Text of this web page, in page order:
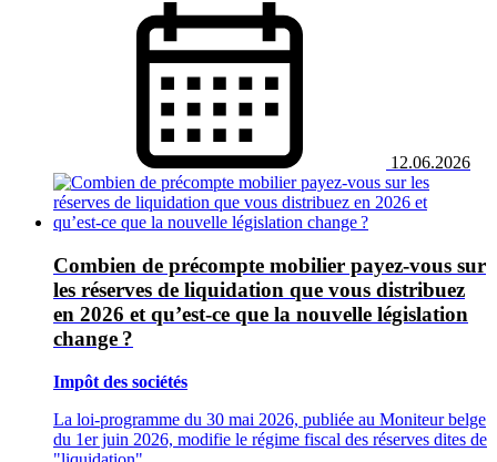
12.06.2026
Combien de précompte mobilier payez‑vous sur
les réserves de liquidation que vous distribuez
en 2026 et qu’est‑ce que la nouvelle législation
change ?
Impôt des sociétés
La loi‑programme du 30 mai 2026, publiée au Moniteur belge
du 1er juin 2026, modifie le régime fiscal des réserves dites de